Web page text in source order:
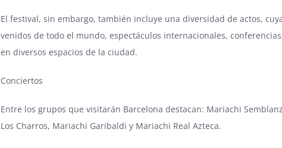
El festival, sin embargo, también incluye una diversidad de actos,
venidos de todo el mundo, espectáculos internacionales,
en diversos espacios de la ciudad.
Conciertos
Entre los grupos que visitarán Barcelona destacan: Mariachi
Los Charros, Mariachi Garibaldi y Mariachi Real Azteca.